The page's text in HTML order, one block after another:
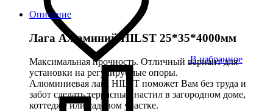
В избранное
Описание
Лага Алюминий HILST 25*35*4000мм
Максимальная прочность. Отличный вариант для
установки на регулируемые опоры.
Алюминиевая лага HILST поможет Вам без труда и
забот сделать террасный настил в загородном доме,
коттедже или садовом участке.